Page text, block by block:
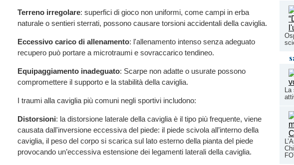
La
Terreno irregolare: superfici di gioco non uniformi, come campi in erba
naturale o sentieri sterrati, possono causare torsioni accidentali della caviglia.
Eccessivo carico di allenamento: l'allenamento intenso senza adeguato
recupero può portare a microtraumi e sovraccarico tendineo.
Equipaggiamento inadeguato: Scarpe non adatte o usurate possono
compromettere il supporto e la stabilità della caviglia.
I traumi alla caviglia più comuni negli sportivi includono:
Distorsioni: la distorsione laterale della caviglia è il tipo più frequente, viene
causata dall'inversione eccessiva del piede: il piede scivola all’interno della
caviglia, il peso del corpo si scarica sul lato esterno della pianta del piede
provocando un’eccessiva estensione dei legamenti laterali della caviglia.